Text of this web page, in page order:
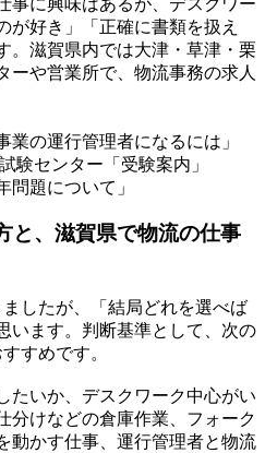
が好き」「正確に書類を扱え
。滋賀県内では大津・草津・栗
ーや営業所で、物流事務の求人
業の運行管理者になるには」
験センター「受験案内」
問題について」
と、滋賀県で物流の仕事
したが、「結局どれを選べば
います。判断基準として、次の
すめです。
いか、デスクワーク中心がい
分けなどの倉庫作業、フォーク
動かす仕事、運行管理者と物流